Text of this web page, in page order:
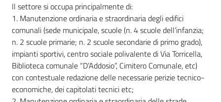
Il settore si occupa principalmente di:
1. Manutenzione ordinaria e straordinaria degli edifici
comunali (sede municipale, scuole (n. 4 scuole dell’infanzia;
n. 2 scuole primarie; n. 2 scuole secondarie di primo grado),
impianti sportivi, centro sociale polivalente di Via Torricella,
Biblioteca comunale “D’Addosio”, Cimitero Comunale, etc)
con contestuale redazione delle necessarie perizie tecnico-
economiche, dei capitolati tecnici etc;